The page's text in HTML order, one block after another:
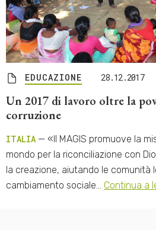
EDUCAZIONE 28.12.2017
Un 2017 di lavoro oltre la
corruzione
ITALIA — «Il MAGIS promuove la
mondo per la riconciliazione con
la creazione, aiutando le comunità
cambiamento sociale… Continua a